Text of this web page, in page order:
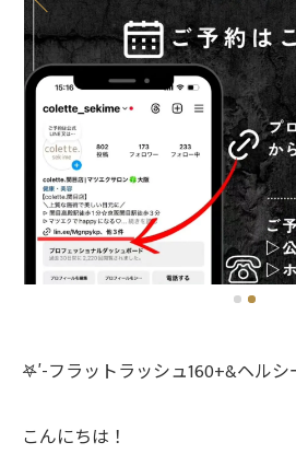
𖤐′-フラットラッシュ160+&ヘル
こんにちは！